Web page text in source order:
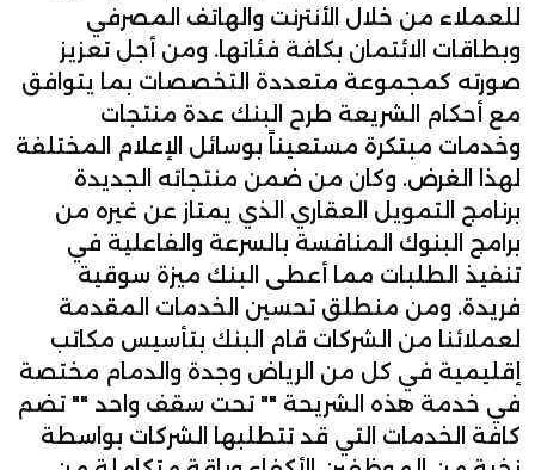
للعملاء من خلال الأنترنت والهاتف المصرفي
وبطاقات الائتمان بكافة فئاتها. ومن أجل تعزيز
صورته كمجموعة متعددة التخصصات بما يتوافق
مع أحكام الشريعة طرح البنك عدة منتجات
وخدمات مبتكرة مستعيناً بوسائل الإعلام المختلفة
لهذا الغرض. وكان من ضمن منتجاته الجديدة
برنامج التمويل العقاري الذي يمتاز عن غيره من
برامج البنوك المنافسة بالسرعة والفاعلية في
تنفيذ الطلبات مما أعطى البنك ميزة سوقية
فريدة. ومن منطلق تحسين الخدمات المقدمة
لعملائنا من الشركات قام البنك بتأسيس مكاتب
إقليمية في كل من الرياض وجدة والدمام مختصة
في خدمة هذه الشريحة "" تحت سقف واحد "" تضم
كافة الخدمات التي قد تتطلبها الشركات بواسطة